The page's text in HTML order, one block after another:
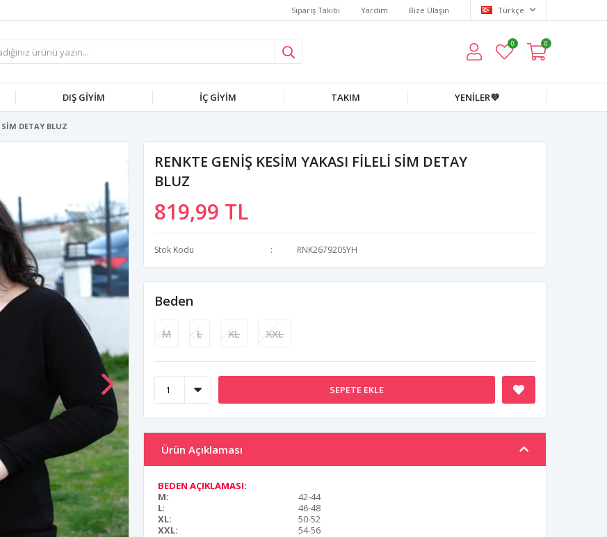
Sipariş Takibi Yardım Bize Ulaşın Türkçe
0 0
DIŞ GİYİM İÇ GİYİM TAKIM YENİLER💜
SİM DETAY BLUZ
RENKTE GENİŞ KESİM YAKASI FİLELİ SİM DETAY
BLUZ
819,99 TL
Stok Kodu RNK267920SYH
Beden
M L XL XXL
SEPETE EKLE
Ürün Açıklaması
BEDEN AÇIKLAMASI:
M:
42-44
L:
46-48
XL:
50-52
XXL:
54-56